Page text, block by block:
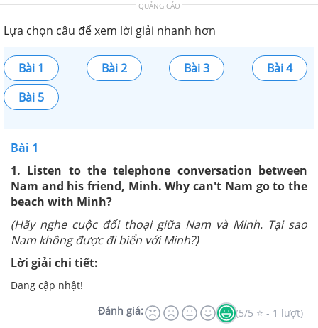
QUẢNG CÁO
Lựa chọn câu để xem lời giải nhanh hơn
Bài 1 Bài 2 Bài 3
Bài 4
Bài 5
Bài 1
1. Listen to the telephone conversation between
Nam and his friend, Minh. Why can't Nam go to the
beach with Minh?
(Hãy nghe cuộc đối thoại giữa Nam và Minh. Tại sao
Nam không được đi biển với Minh?)
Lời giải chi tiết:
Đang cập nhật!
Đánh giá:
(5/5 ⭐ - 1 lượt)